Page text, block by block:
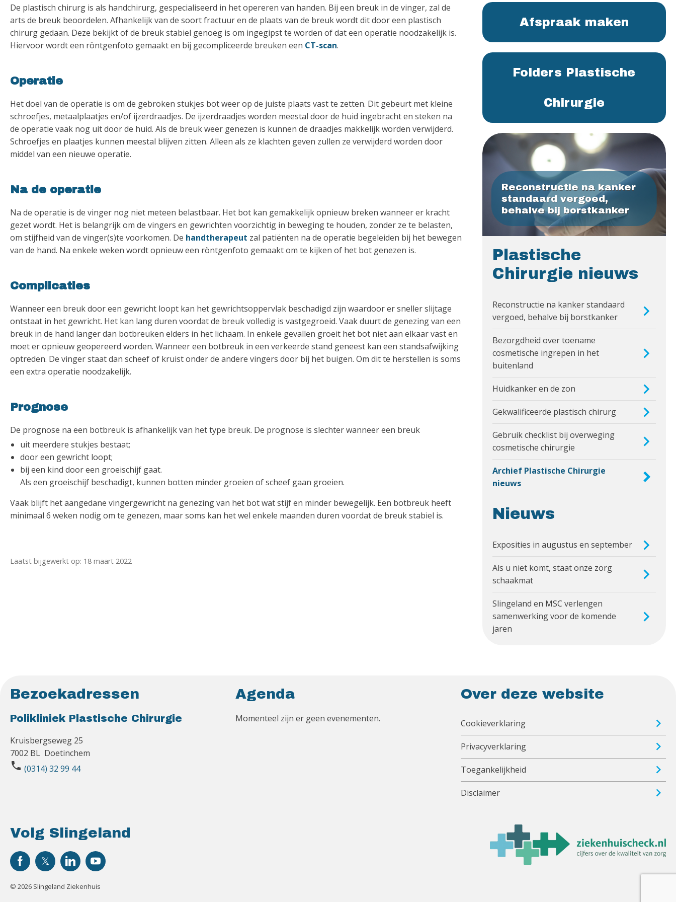
De plastisch chirurg is als handchirurg, gespecialiseerd in het opereren van handen. Bij een breuk in de vinger, zal de
arts de breuk beoordelen. Afhankelijk van de soort fractuur en de plaats van de breuk wordt dit door een plastisch
chirurg gedaan. Deze bekijkt of de breuk stabiel genoeg is om ingegipst te worden of dat een operatie noodzakelijk is.
Hiervoor wordt een röntgenfoto gemaakt en bij gecompliceerde breuken een CT-scan.
Operatie
Het doel van de operatie is om de gebroken stukjes bot weer op de juiste plaats vast te zetten. Dit gebeurt met kleine
schroefjes, metaalplaatjes en/of ijzerdraadjes. De ijzerdraadjes worden meestal door de huid ingebracht en steken na
de operatie vaak nog uit door de huid. Als de breuk weer genezen is kunnen de draadjes makkelijk worden verwijderd.
Schroefjes en plaatjes kunnen meestal blijven zitten. Alleen als ze klachten geven zullen ze verwijderd worden door
middel van een nieuwe operatie.
Na de operatie
Na de operatie is de vinger nog niet meteen belastbaar. Het bot kan gemakkelijk opnieuw breken wanneer er kracht
gezet wordt. Het is belangrijk om de vingers en gewrichten voorzichtig in beweging te houden, zonder ze te belasten,
om stijfheid van de vinger(s)te voorkomen. De handtherapeut zal patiënten na de operatie begeleiden bij het bewegen
van de hand. Na enkele weken wordt opnieuw een röntgenfoto gemaakt om te kijken of het bot genezen is.
Complicaties
Wanneer een breuk door een gewricht loopt kan het gewrichtsoppervlak beschadigd zijn waardoor er sneller slijtage
ontstaat in het gewricht. Het kan lang duren voordat de breuk volledig is vastgegroeid. Vaak duurt de genezing van een
breuk in de hand langer dan botbreuken elders in het lichaam. In enkele gevallen groeit het bot niet aan elkaar vast en
moet er opnieuw geopereerd worden. Wanneer een botbreuk in een verkeerde stand geneest kan een standsafwijking
optreden. De vinger staat dan scheef of kruist onder de andere vingers door bij het buigen. Om dit te herstellen is soms
een extra operatie noodzakelijk.
Prognose
De prognose na een botbreuk is afhankelijk van het type breuk. De prognose is slechter wanneer een breuk
uit meerdere stukjes bestaat;
door een gewricht loopt;
bij een kind door een groeischijf gaat.
Als een groeischijf beschadigt, kunnen botten minder groeien of scheef gaan groeien.
Vaak blijft het aangedane vingergewricht na genezing van het bot wat stijf en minder bewegelijk. Een botbreuk heeft
minimaal 6 weken nodig om te genezen, maar soms kan het wel enkele maanden duren voordat de breuk stabiel is.
Laatst bijgewerkt op: 18 maart 2022
Afspraak maken
Folders Plastische
Chirurgie
Reconstructie na kanker
standaard vergoed,
behalve bij borstkanker
Plastische
Chirurgie nieuws
Reconstructie na kanker standaard
vergoed, behalve bij borstkanker
Bezorgdheid over toename
cosmetische ingrepen in het
buitenland
Huidkanker en de zon
Gekwalificeerde plastisch chirurg
Gebruik checklist bij overweging
cosmetische chirurgie
Archief Plastische Chirurgie
nieuws
Nieuws
Exposities in augustus en september
Als u niet komt, staat onze zorg
schaakmat
Slingeland en MSC verlengen
samenwerking voor de komende
jaren
Bezoekadressen
Polikliniek Plastische Chirurgie
Kruisbergseweg 25
7002 BL Doetinchem
phone (0314) 32 99 44
Volg Slingeland
Agenda
Momenteel zijn er geen evenementen.
Over deze website
Cookieverklaring
Privacyverklaring
Toegankelijkheid
Disclaimer
© 2026 Slingeland Ziekenhuis